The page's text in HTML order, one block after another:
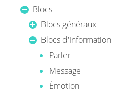
Blocs
Blocs généraux
Blocs d'Information
Parler
Message
Émotion